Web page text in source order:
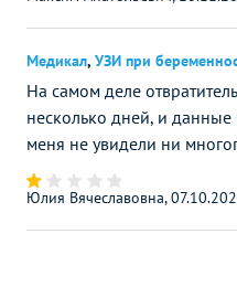
Медикал, УЗИ при
На самом деле
несколько дней, и
меня не увидели ни
Юлия Вячеславовна,